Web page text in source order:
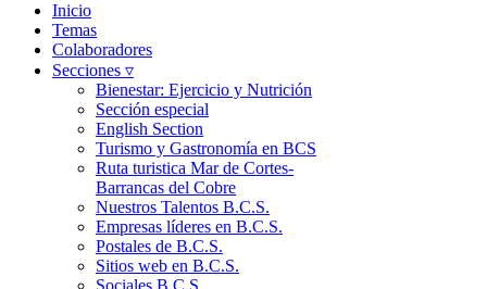
Inicio
Temas
Colaboradores
Secciones ▿
Bienestar: Ejercicio y Nutrición
Sección especial
English Section
Turismo y Gastronomía en BCS
Ruta turistica Mar de Cortes-
Barrancas del Cobre
Nuestros Talentos B.C.S.
Empresas líderes en B.C.S.
Postales de B.C.S.
Sitios web en B.C.S.